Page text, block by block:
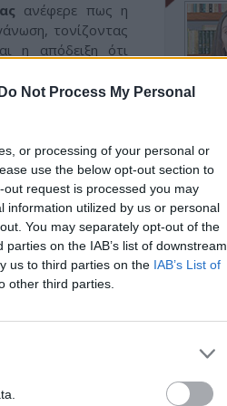
Do Not Process My Personal
or processing of your personal or
use the below opt-out section to
request is processed you may
information utilized by us or personal
You may separately opt-out of the
on the IAB’s list of downstream
us to third parties on the IAB’s List of
other third parties.
ανέφερε πως η
τονίζοντας
η απόδειξη ότι
και θα
που έχει το
έχουν ένα κοινό
και
και να
να γνωρίσεις τη
περισσότερο
τόνισε πως ο
με όλα τα
όλα όσα πρέπει
γιατί αν δεν